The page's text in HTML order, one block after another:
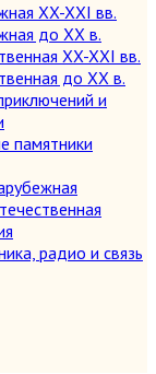
XX-XXI вв.
до XX в.
XX-XXI вв.
до XX в.
и
памятники
радио и связь